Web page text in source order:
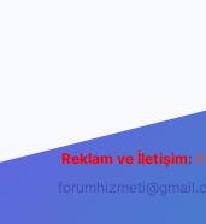
Reklam ve İletişim: